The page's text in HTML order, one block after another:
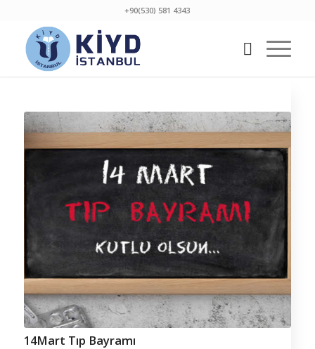
+90(530) 581 4343
14Mart Tıp Bayramı